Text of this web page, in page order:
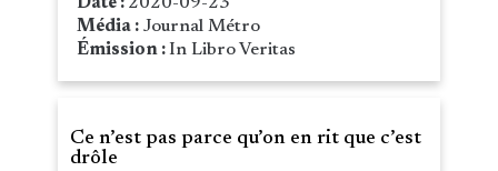
Date : 2020-09-23
Média : Journal Métro
Émission :In Libro Veritas
Ce n’est pas parce qu’on en rit que c’est
drôle